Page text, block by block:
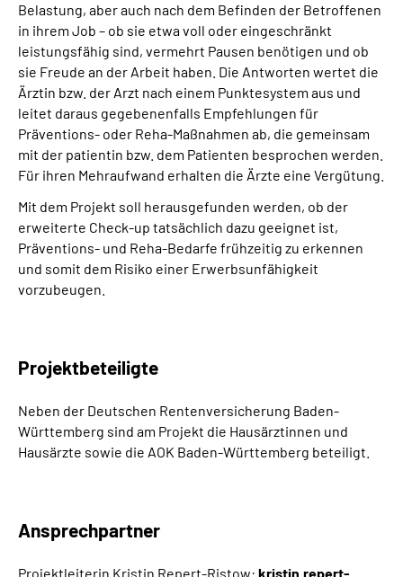
Belastung, aber auch nach dem Befinden der Betroffenen
in ihrem Job – ob sie etwa voll oder eingeschränkt
leistungsfähig sind, vermehrt Pausen benötigen und ob
sie Freude an der Arbeit haben. Die Antworten wertet die
Ärztin bzw. der Arzt nach einem Punktesystem aus und
leitet daraus gegebenenfalls Empfehlungen für
Präventions- oder Reha-Maßnahmen ab, die gemeinsam
mit der patientin bzw. dem Patienten besprochen werden.
Für ihren Mehraufwand erhalten die Ärzte eine Vergütung.
Mit dem Projekt soll herausgefunden werden, ob der
erweiterte Check-up tatsächlich dazu geeignet ist,
Präventions- und Reha-Bedarfe frühzeitig zu erkennen
und somit dem Risiko einer Erwerbsunfähigkeit
vorzubeugen.
Projektbeteiligte
Neben der Deutschen Rentenversicherung Baden-
Württemberg sind am Projekt die Hausärztinnen und
Hausärzte sowie die AOK Baden-Württemberg beteiligt.
Ansprechpartner
Projektleiterin Kristin Repert-Ristow: kristin.repert-